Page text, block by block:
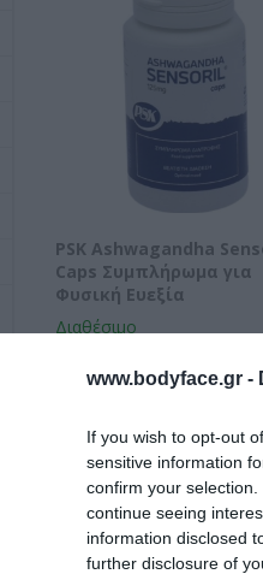
www.bodyface.gr -
If you wish to opt-out
sensitive information
confirm your
continue seeing
information disclosed
further disclosure of
PSK Ashwagandha
Caps Συμπλήρωμα για
Φυσική Ευεξία
Διαθέσιμο